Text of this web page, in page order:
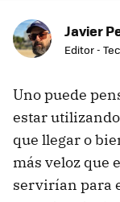
Javier
Editor -
Uno puede
estar
que llegar o
más veloz que
servirían para